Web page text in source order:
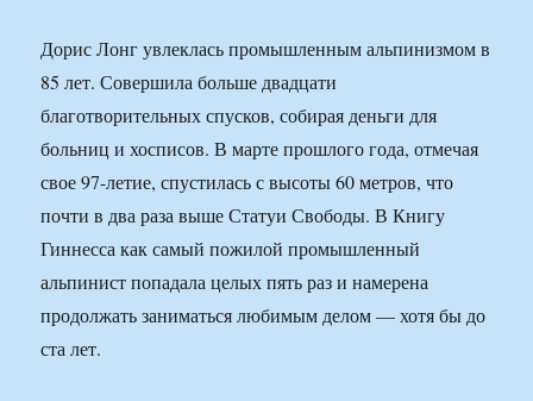
Дорис Лонг увлеклась промышленным альпинизмом в
85 лет. Совершила больше двадцати
благотворительных спусков, собирая деньги для
больниц и хосписов. В марте прошлого года, отмечая
свое 97-летие, спустилась с высоты 60 метров, что
почти в два раза выше Статуи Свободы. В Книгу
Гиннесса как самый пожилой промышленный
альпинист попадала целых пять раз и намерена
продолжать заниматься любимым делом — хотя бы до
ста лет.